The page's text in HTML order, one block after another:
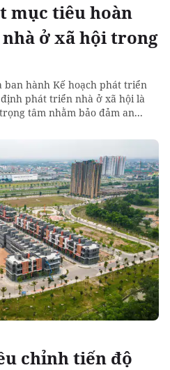
mục tiêu hoàn
nhà ở xã hội trong
ban hành Kế hoạch phát triển
phát triển nhà ở xã hội là
tâm nhằm bảo đảm an...
chỉnh tiến độ